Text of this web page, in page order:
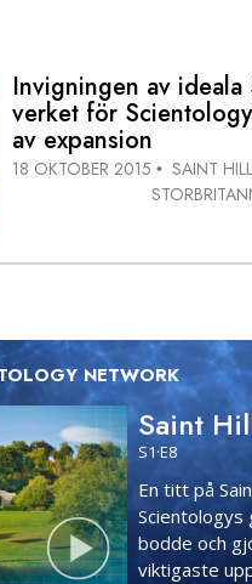
Invigningen av
verket för
av expansion
18 OKTOBER 2015 • SAINT
NETWORK
Saint
S1·E8
En titt på
Scientologys
bodde och
viktigaste